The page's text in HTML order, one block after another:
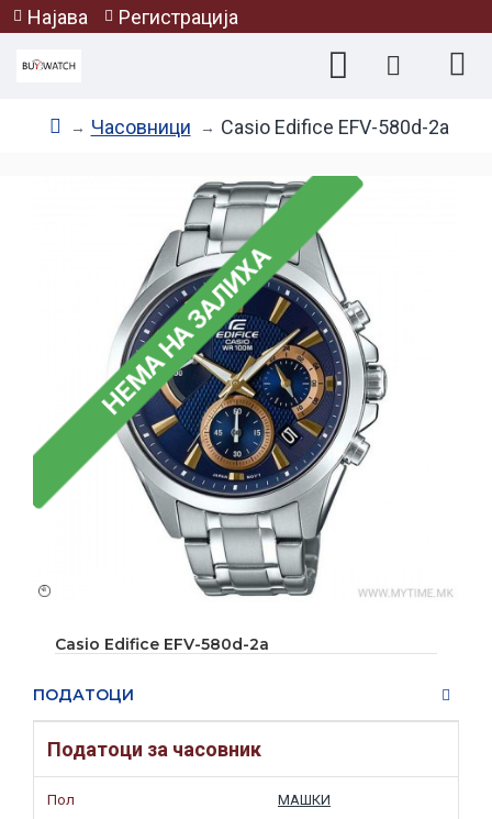
Најава Регистрација
Часовници Casio Edifice EFV-580d-2a
НЕМА НА ЗАЛИХА
Casio Edifice EFV-580d-2a
ПОДАТОЦИ
Податоци за часовник
Пол МАШКИ